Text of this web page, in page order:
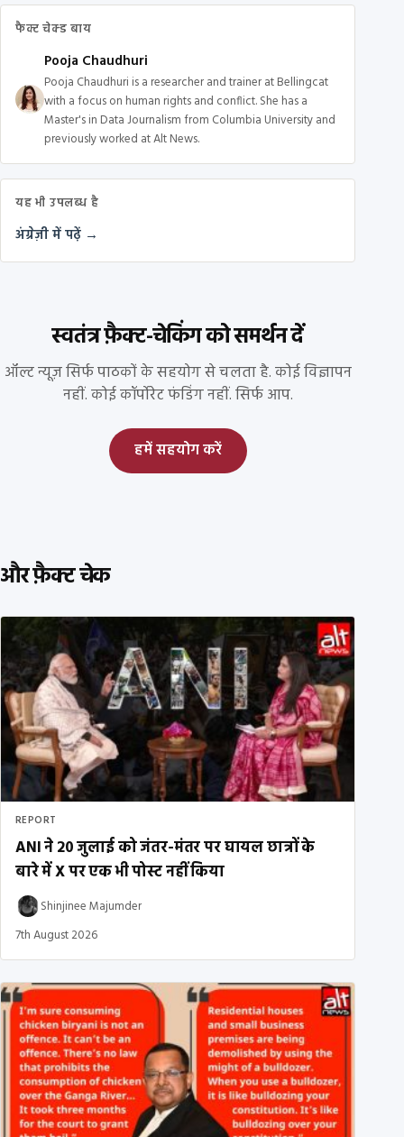
फैक्ट चेक्ड बाय
Pooja Chaudhuri
Pooja Chaudhuri is a researcher and trainer at Bellingcat
with a focus on human rights and conflict. She has a
Master's in Data Journalism from Columbia University and
previously worked at Alt News.
यह भी उपलब्ध है
अंग्रेज़ी में पढ़ें →
स्वतंत्र फ़ैक्ट-चेकिंग को समर्थन दें
ऑल्ट न्यूज़ सिर्फ पाठकों के सहयोग से चलता है. कोई विज्ञापन
नहीं. कोई कॉर्पोरेट फंडिंग नहीं. सिर्फ आप.
हमें सहयोग करें
और फ़ैक्ट चेक
REPORT
ANI ने 20 जुलाई को जंतर-मंतर पर घायल छात्रों के
बारे में X पर एक भी पोस्ट नहीं किया
Shinjinee Majumder
7th August 2026